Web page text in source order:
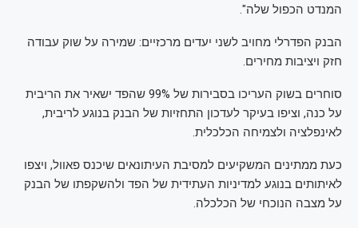
המנדט הכפול שלה".
הבנק הפדרלי מחויב לשני יעדים מרכזיים: שמירה על שוק עבודה
חזק ויציבות מחירים.
סוחרים בשוק העריכו בסבירות של 99% שהפד ישאיר את הריבית
על כנה, וציפו בעיקר לעדכון התחזיות של הבנק בנוגע לריבית,
לאינפלציה ולצמיחה הכלכלית.
כעת ממתינים המשקיעים למסיבת העיתונאים שיכנס פאוול, ויצפו
לאיתותים בנוגע למדיניות העתידית של הפד ולהשקפתו של הבנק
על מצבה הנוכחי של הכלכלה.